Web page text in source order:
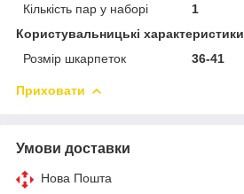
Кількість пар у наборі
1
Користувальницькі характеристики
Розмір шкарпеток
36-41
Приховати
Умови доставки
Нова Пошта